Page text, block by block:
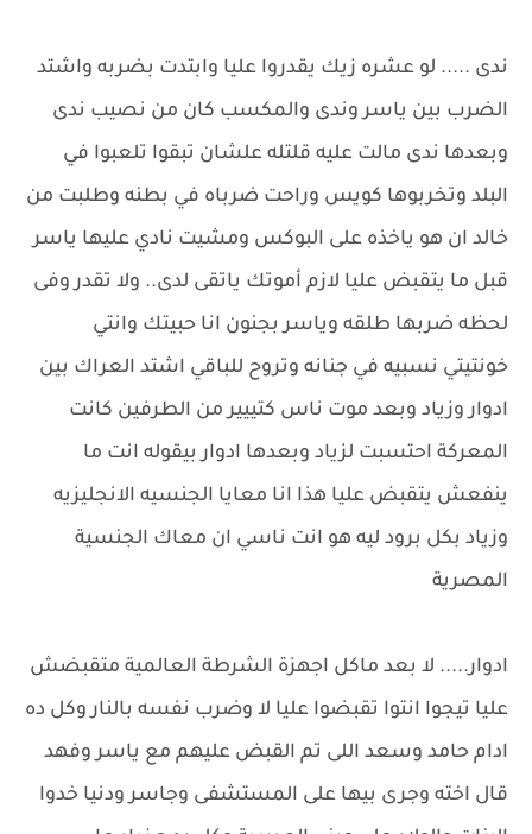
ندى ..... لو عشره زيك يقدروا عليا وابتدت بضربه واشتد
الضرب بين ياسر وندى والمكسب كان من نصيب ندى
وبعدها ندى مالت عليه قلتله علشان تبقوا تلعبوا في
البلد وتخربوها كويس وراحت ضرباه في بطنه وطلبت من
خالد ان هو ياخذه على البوكس ومشيت نادي عليها ياسر
قبل ما يتقبض عليا لازم أموتك ياتقى لدى.. ولا تقدر وفى
لحظه ضربها طلقه وياسر بجنون انا حبيتك وانتي
خونتيتي نسبيه في جنانه وتروح للباقي اشتد العراك بين
ادوار وزياد وبعد موت ناس كتييير من الطرفين كانت
المعركة احتسبت لزياد وبعدها ادوار بيقوله انت ما
ينفعش يتقبض عليا هذا انا معايا الجنسيه الانجليزيه
وزياد بكل برود ليه هو انت ناسي ان معاك الجنسية
المصرية
ادوار..... لا بعد ماكل اجهزة الشرطة العالمية متقبضش
عليا تيجوا انتوا تقبضوا عليا لا وضرب نفسه بالنار وكل ده
ادام حامد وسعد اللى تم القبض عليهم مع ياسر وفهد
قال اخته وجرى بيها على المستشفى وجاسر ودنيا خدوا